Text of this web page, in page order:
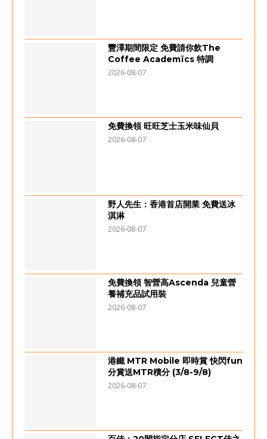
豐澤期間限定 免費請你飲The
Coffee Academïcs 特調
2026-08-07
免費換領 旺旺芝士玉米味仙貝
2026-08-07
野人先生：香港首店開業 免費送冰
淇淋
2026-08-07
免費換領 智營高Ascenda 兒童營
養補充品試用裝
2026-08-07
港鐵 MTR Mobile 即時賞 快閃fun
分賞送MTR積分 (3/8-9/8)
2026-08-07